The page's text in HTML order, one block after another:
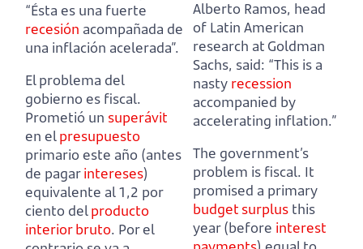
“Ésta es una fuerte
recesión acompañada de
una inflación acelerada”.
El problema del
gobierno es fiscal.
Prometió un superávit
en elpresupuesto
primario este año (antes
de pagarintereses)
equivalente al 1,2 por
ciento delproducto
interior bruto. Por el
Alberto Ramos, head
of Latin American
research at Goldman
Sachs, said: “This is a
nasty recession
accompanied by
accelerating inflation.”
The government’s
problem is fiscal. It
promised a primary
budget surplus this
year (before interest